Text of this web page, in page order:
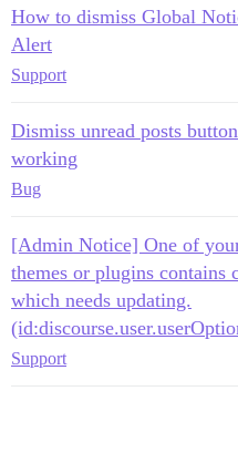
How to dismiss Global
Alert
Support
Dismiss unread posts
working
Bug
[Admin Notice] One of
themes or plugins contains
which needs updating.
Support